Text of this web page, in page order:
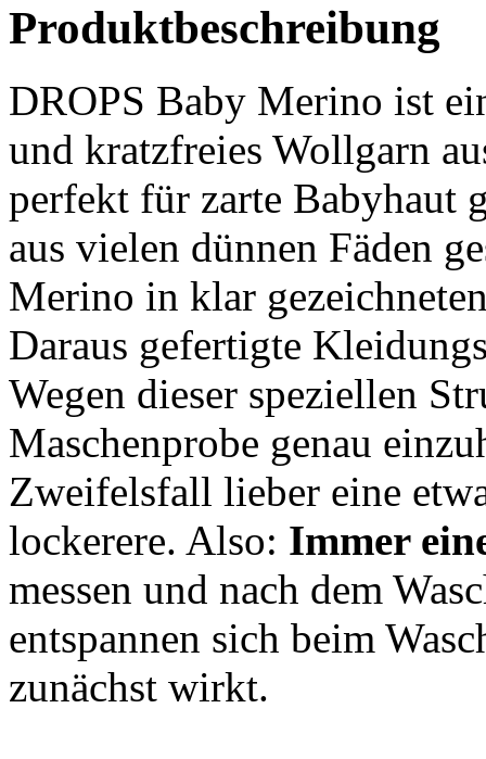
Produktbeschreibung
DROPS Baby Merino ist
und kratzfreies Wollgarn
perfekt für zarte Babyhaut
aus vielen dünnen Fäden
Merino in klar
Daraus gefertigte
Wegen dieser speziellen
Maschenprobe genau
Zweifelsfall lieber eine
lockerere. Also: Immer
messen und nach dem
entspannen sich beim
zunächst wirkt.